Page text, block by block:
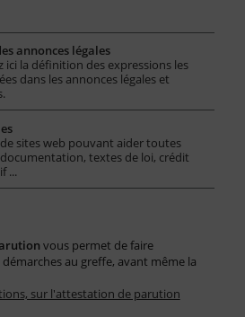
annonces légales
ici la définition des expressions les
dans les annonces légales et
sites web pouvant aider toutes
textes de loi, crédit
...
vous permet de faire
au greffe, avant même la
sur l'attestation de parution